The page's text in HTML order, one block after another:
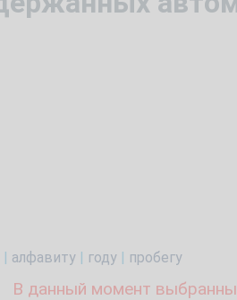
| алфавиту | году | пробегу
В данный момент